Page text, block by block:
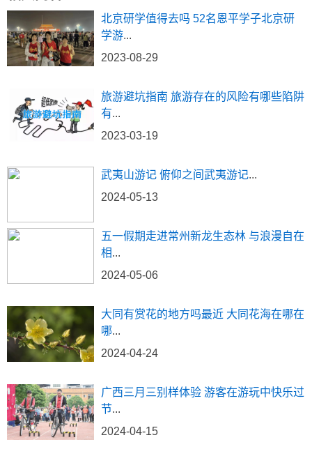
北京研学值得去吗 52名恩平学子北京研
学游...
2023-08-29
旅游避坑指南 旅游存在的风险有哪些陷阱
有...
2023-03-19
武夷山游记 俯仰之间武夷游记...
2024-05-13
五一假期走进常州新龙生态林 与浪漫自在
相...
2024-05-06
大同有赏花的地方吗最近 大同花海在哪在
哪...
2024-04-24
广西三月三别样体验 游客在游玩中快乐过
节...
2024-04-15